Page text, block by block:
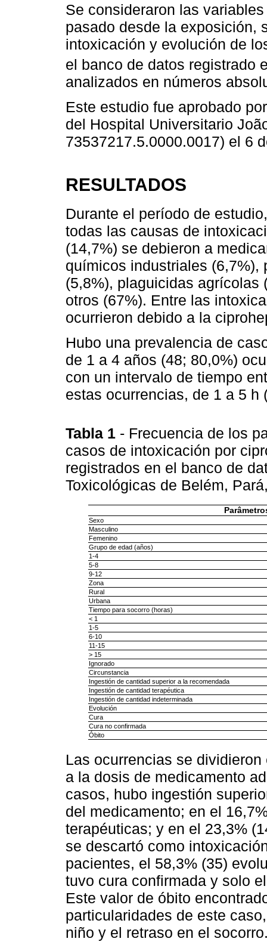
Se consideraron las
pasado desde la exposición,
intoxicación y evolución de
el banco de datos registrado
analizados en números
Este estudio fue aprobado
del Hospital Universitario
73537217.5.0000.0017) el 6
RESULTADOS
Durante el período de
todas las causas de
(14,7%) se debieron a
químicos industriales (6,7%),
(5,8%), plaguicidas agrícolas
otros (67%). Entre las
ocurrieron debido a la
Hubo una prevalencia de
de 1 a 4 años (48; 80,0%)
con un intervalo de tiempo
estas ocurrencias, de 1 a 5 h
Tabla 1 - Frecuencia de los
casos de intoxicación por
registrados en el banco de
Toxicológicas de Belém,
Sexo
Masculino
Femenino
Grupo de edad (años)
1-4
5-8
9-12
Zona
Rural
Urbana
Tiempo para socorro (horas)
< 1
1-5
6-10
11-15
> 15
Ignorado
Circunstancia
Ingestión de cantidad superior a la recomendada
Ingestión de cantidad terapéutica
Ingestión de cantidad indeterminada
Evolución
Cura
Cura no confirmada
Óbito
Las ocurrencias se
a la dosis de medicamento
casos, hubo ingestión
del medicamento; en el
terapéuticas; y en el 23,3%
se descartó como
pacientes, el 58,3% (35)
tuvo cura confirmada y solo
Este valor de óbito
particularidades de este
niño y el retraso en el